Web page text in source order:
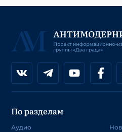
По разделам
Аудио